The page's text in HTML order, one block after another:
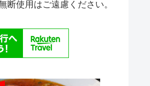
断使用はご遠慮ください。